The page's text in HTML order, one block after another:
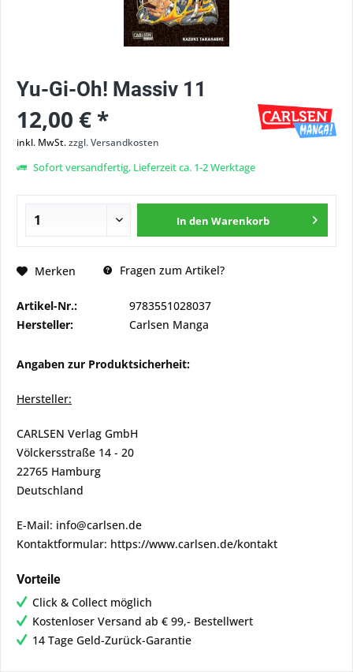
Yu-Gi-Oh! Massiv 11
12,00 € *
inkl. MwSt.zzgl. Versandkosten
Sofort versandfertig, Lieferzeit ca. 1-2 Werktage
In den Warenkorb
Merken Fragen zum Artikel?
Artikel-Nr.:
9783551028037
Hersteller:
Carlsen Manga
Angaben zur Produktsicherheit:
Hersteller:
CARLSEN Verlag GmbH
Völckersstraße 14 - 20
22765 Hamburg
Deutschland
E-Mail: info@carlsen.de
Kontaktformular: https://www.carlsen.de/kontakt
Vorteile
Click & Collect möglich
Kostenloser Versand ab € 99,- Bestellwert
14 Tage Geld-Zurück-Garantie